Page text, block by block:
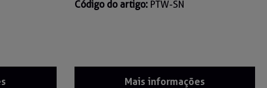
Código do artigo: PTW-SN
Mais informações